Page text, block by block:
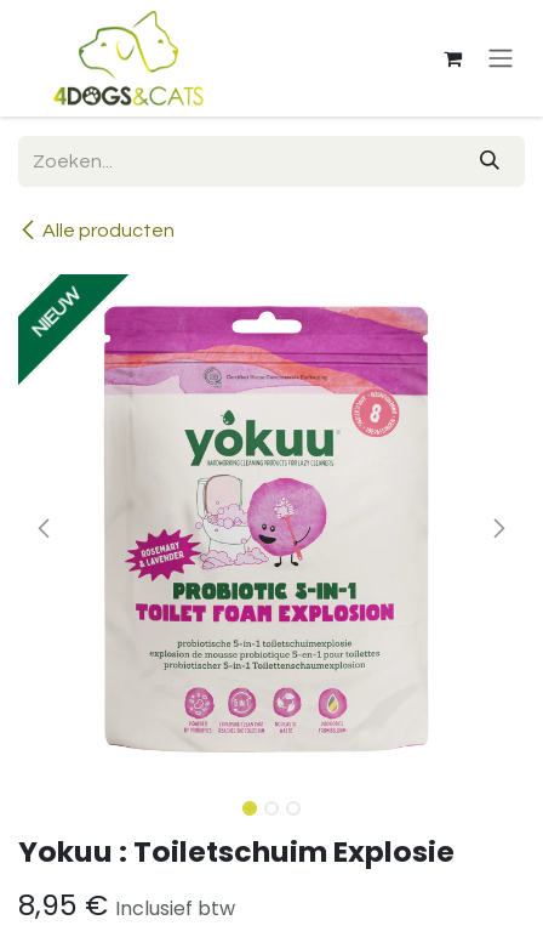
Overslaan naar inhoud
Alle producten
NIEUW
Yokuu : Toiletschuim Explosie
8,95 € Inclusief btw